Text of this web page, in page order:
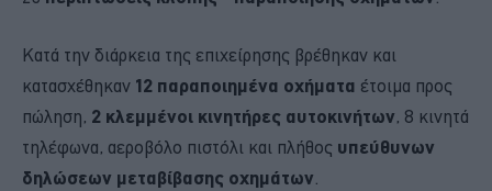
Κατά την διάρκεια της επιχείρησης βρέθηκαν και
κατασχέθηκαν 12 παραποιημένα οχήματα έτοιμα προς
πώληση, 2 κλεμμένοι κινητήρες αυτοκινήτων, 8 κινητά
τηλέφωνα, αεροβόλο πιστόλι και πλήθος υπεύθυνων
δηλώσεων μεταβίβασης οχημάτων.